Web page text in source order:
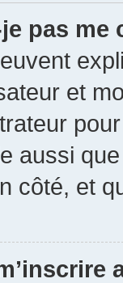
pas me
et
aussi
côté, et